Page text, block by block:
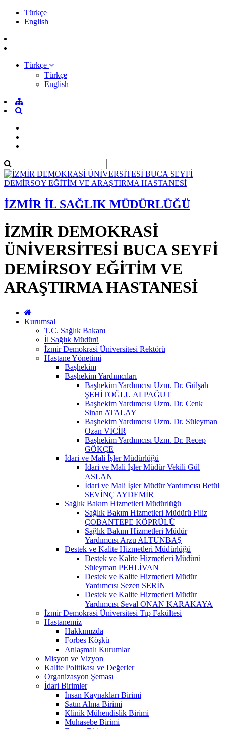
Türkçe
English
Türkçe
Türkçe
English
İZMİR İL SAĞLIK MÜDÜRLÜĞÜ
İZMİR DEMOKRASİ
ÜNİVERSİTESİ BUCA SEYFİ
DEMİRSOY EĞİTİM VE
ARAŞTIRMA HASTANESİ
Kurumsal
T.C. Sağlık Bakanı
İl Sağlık Müdürü
İzmir Demokrasi Üniversitesi Rektörü
Hastane Yönetimi
Başhekim
Başhekim Yardımcıları
Başhekim Yardımcısı Uzm. Dr. Gülşah
ŞEHİTOĞLU ALPAĞUT
Başhekim Yardımcısı Uzm. Dr. Cenk
Sinan ATALAY
Başhekim Yardımcısı Uzm. Dr. Süleyman
Ozan VİCİR
Başhekim Yardımcısı Uzm. Dr. Recep
GÖKÇE
İdari ve Mali İşler Müdürlüğü
İdari ve Mali İşler Müdür Vekili Gül
ASLAN
İdari ve Mali İşler Müdür Yardımcısı Betül
SEVİNÇ AYDEMİR
Sağlık Bakım Hizmetleri Müdürlüğü
Sağlık Bakım Hizmetleri Müdürü Filiz
ÇOBANTEPE KÖPRÜLÜ
Sağlık Bakım Hizmetleri Müdür
Yardımcısı Arzu ALTUNBAŞ
Destek ve Kalite Hizmetleri Müdürlüğü
Destek ve Kalite Hizmetleri Müdürü
Süleyman PEHLİVAN
Destek ve Kalite Hizmetleri Müdür
Yardımcısı Sezen SERİN
Destek ve Kalite Hizmetleri Müdür
Yardımcısı Seval ONAN KARAKAYA
İzmir Demokrasi Üniversitesi Tıp Fakültesi
Hastanemiz
Hakkımızda
Forbes Köşkü
Anlaşmalı Kurumlar
Misyon ve Vizyon
Kalite Politikası ve Değerler
Organizasyon Şeması
İdari Birimler
İnsan Kaynakları Birimi
Satın Alma Birimi
Klinik Mühendislik Birimi
Muhasebe Birimi